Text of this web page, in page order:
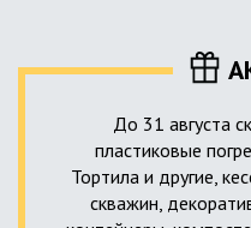
от исполнения.
До 31 августа
пластиковые
Тортила и другие,
скважин,